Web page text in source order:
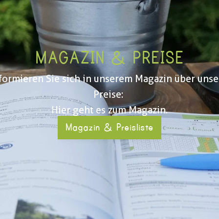
MAGAZIN & PREISE
Sie sich in unserem Magazin über
Preise:
Hier geht es zum Magazin.
Magazin & Preisliste